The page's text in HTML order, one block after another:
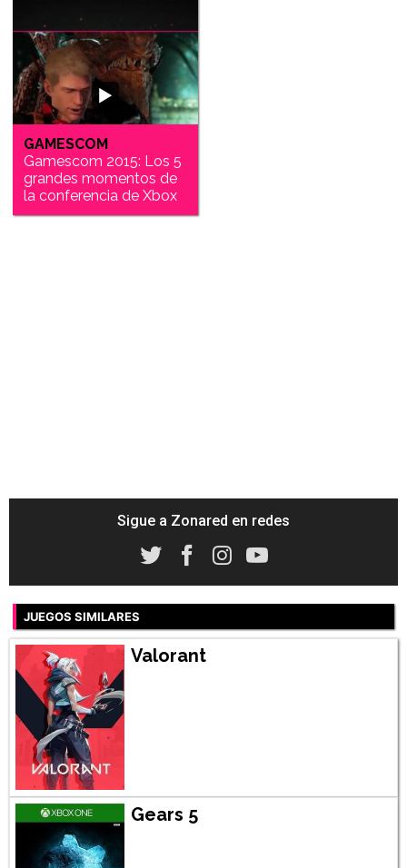
GAMESCOM
Gamescom 2015: Los 5
grandes momentos de
la conferencia de Xbox
Sigue a Zonared en redes
JUEGOS SIMILARES
Valorant
Gears 5